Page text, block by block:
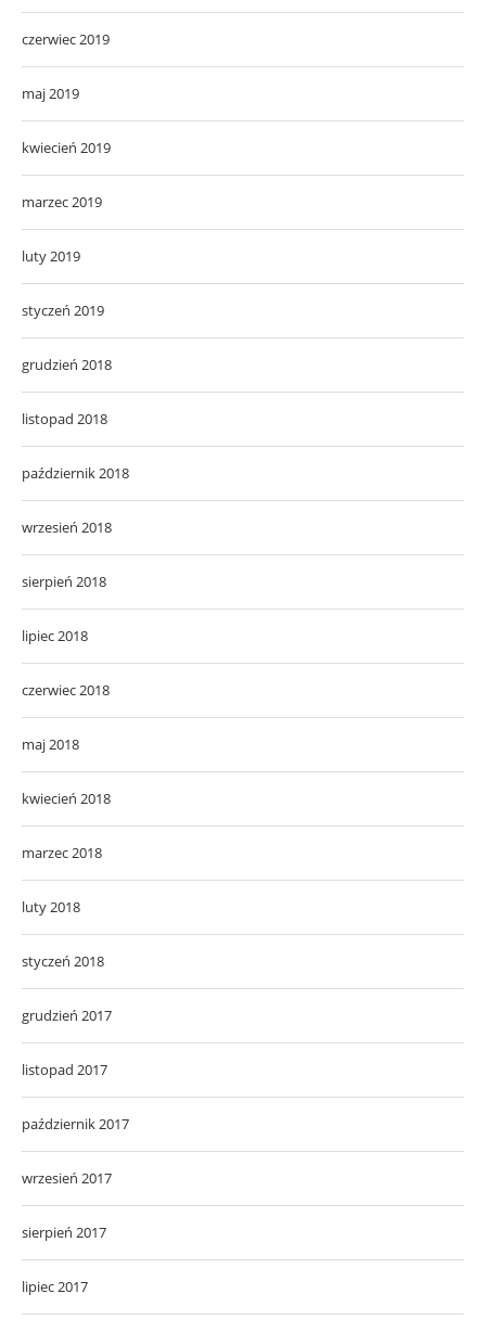
czerwiec 2019
maj 2019
kwiecień 2019
marzec 2019
luty 2019
styczeń 2019
grudzień 2018
listopad 2018
październik 2018
wrzesień 2018
sierpień 2018
lipiec 2018
czerwiec 2018
maj 2018
kwiecień 2018
marzec 2018
luty 2018
styczeń 2018
grudzień 2017
listopad 2017
październik 2017
wrzesień 2017
sierpień 2017
lipiec 2017